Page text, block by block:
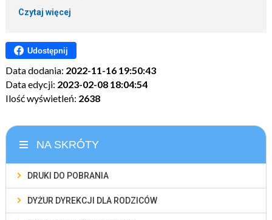
Czytaj więcej
Udostępnij
Data dodania: 2022-11-16 19:50:43
Data edycji: 2023-02-08 18:04:54
Ilość wyświetleń: 2638
NA SKRÓTY
DRUKI DO POBRANIA
DYŻUR DYREKCJI DLA RODZICÓW